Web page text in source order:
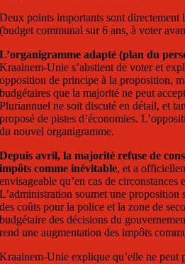
Deux points importants sont directement
(budget communal sur 6 ans, à voter
L’organigramme adapté (plan du
Kraainem-Unie s’abstient de voter et
opposition de principe à la proposition,
budgétaires que la majorité ne peut
Pluriannuel ne soit discuté en détail, et
proposé de pistes d’économies.
du nouvel organigramme.
Depuis avril, la majorité refuse de
impôts comme inévitable, et a
envisageable qu’en cas de circonstances
L’administration soumet une proposition
des coûts pour la police et la zone de
budgétaire des décisions du
rend une augmentation des impôts
Kraainem-Unie explique qu’elle ne peut